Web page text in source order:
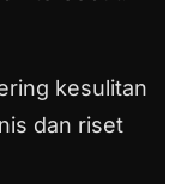
kesulitan
dan riset